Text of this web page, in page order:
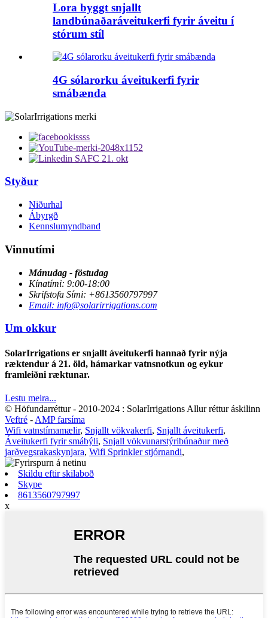
Lora byggt snjallt
landbúnaðaráveitukerfi fyrir áveitu í
stórum stíl
4G sólarorku áveitukerfi fyrir
smábænda
Styður
Niðurhal
Ábyrgð
Kennslumyndband
Vinnutími
Mánudag - föstudag
Kínatími: 9:00-18:00
Skrifstofa Sími: +8613560797997
Email: info@solarirrigations.com
Um okkur
SolarIrrigations er snjallt áveitukerfi hannað fyrir nýja
ræktendur á 21. öld, hámarkar vatnsnotkun og eykur
framleiðni ræktunar.
Lestu meira...
© Höfundarréttur - 2010-2024 : SolarIrrigations Allur réttur áskilinn
Veftré - AMP farsíma
Wifi vatnstímamælir, Snjallt vökvakerfi, Snjallt áveitukerfi,
Áveitukerfi fyrir smábýli, Snjall vökvunarstýribúnaður með
jarðvegsrakaskynjara, Wifi Sprinkler stjórnandi,
Skildu eftir skilaboð
Skype
8613560797997
x